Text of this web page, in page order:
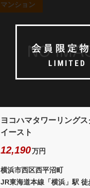
マンション
ヨコハマタワーリングス
イースト
12,190万円
横浜市西区西平沼町
JR東海道本線「横浜」駅 徒